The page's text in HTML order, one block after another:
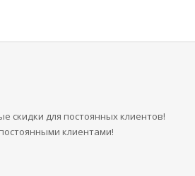
скидки для постоянных клиентов!
клиентами!